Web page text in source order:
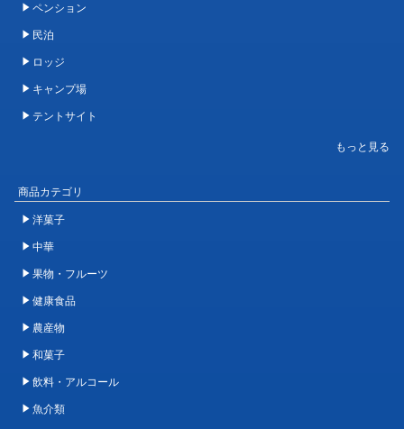
ペンション
民泊
ロッジ
キャンプ場
テントサイト
商品カテゴリ
洋菓子
中華
果物・フルーツ
健康食品
農産物
和菓子
飲料・アルコール
魚介類